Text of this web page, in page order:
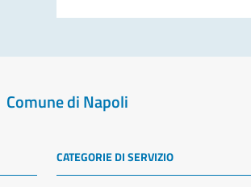
Comune di Napoli
CATEGORIE DI SERVIZIO